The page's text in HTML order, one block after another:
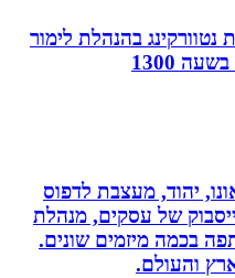
בהנהלת לימור
מעצבת לדפוס
של עסקים, מנהלת
מיזמים שונים.